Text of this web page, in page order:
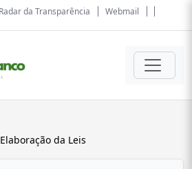
Radar da Transparência
Webmail
Elaboração da Leis